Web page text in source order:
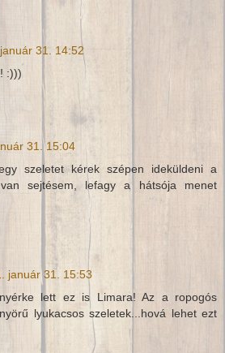
31. 14:52
:)))
31. 15:04
szeletet kérek szépen ideküldeni a
sejtésem, lefagy a hátsója menet
január 31. 15:53
lett ez is Limara! Az a ropogós
lyukacsos szeletek...hová lehet ezt